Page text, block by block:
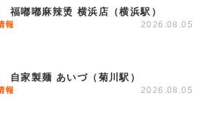
福嘟嘟麻辣烫 横浜店（横浜駅）
報 2026.08.05
自家製麺 あいづ（菊川駅）
報 2026.08.05